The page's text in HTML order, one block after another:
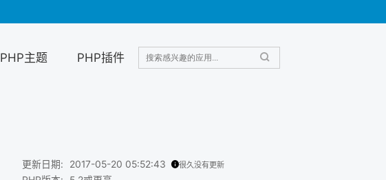
PHP主题 PHP插件
更新日期: 2017-05-20 05:52:43 很久没有更新